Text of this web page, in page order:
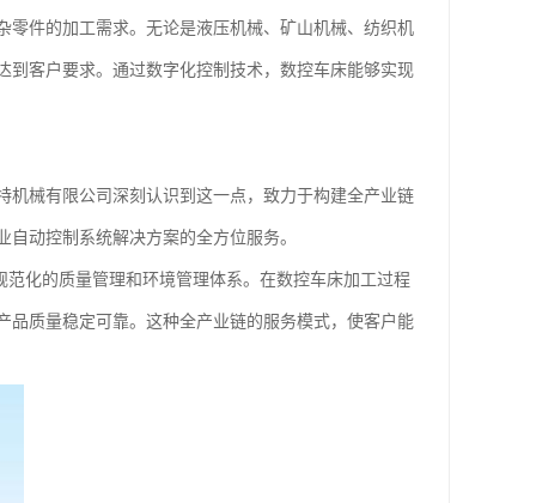
件的加工需求。无论是液压机械、矿山机械、纺织机
客户要求。通过数字化控制技术，数控车床能够实现
械有限公司深刻认识到这一点，致力于构建全产业链
动控制系统解决方案的全方位服务。
范化的质量管理和环境管理体系。在数控车床加工过程
质量稳定可靠。这种全产业链的服务模式，使客户能